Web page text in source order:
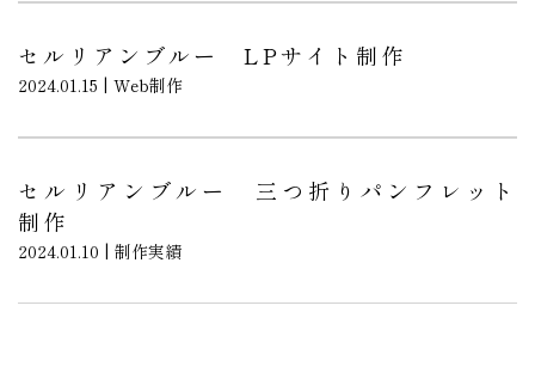
セルリアンブルー LPサイト制作
2024.01.15 | Web制作
セルリアンブルー 三つ折りパンフレット
制作
2024.01.10 | 制作実績